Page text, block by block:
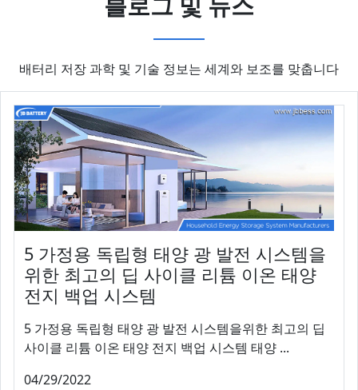
배터리 저장 과학 및 기술 정보는 세계와 보조를 맞춥니다
5 가정용 독립형 태양 광 발전 시스템을
위한 최고의 딥 사이클 리튬 이온 태양
전지 백업 시스템
5 가정용 독립형 태양 광 발전 시스템을위한 최고의 딥
사이클 리튬 이온 태양 전지 백업 시스템 태양 ...
04/29/2022